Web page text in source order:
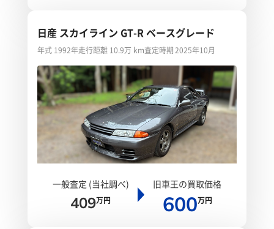
日産 スカイライン GT-R ベースグレード
年式 1992年走行距離 10.9万 km査定時期 2025年10月
一般査定 (当社調べ)
409万円
旧車王の買取価格
600万円